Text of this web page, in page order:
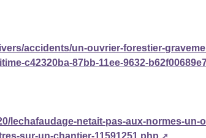
accidents/un-ouvrier-forestier-
c42320ba-87bb-11ee-9632-
lechafaudage-netait-pas-aux-normes-
sur-un-chantier-11591251.php